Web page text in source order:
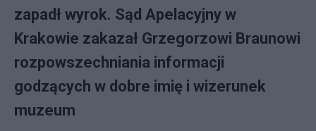
zapadł wyrok. Sąd Apelacyjny w
Krakowie zakazał Grzegorzowi Braunowi
rozpowszechniania informacji
godzących w dobre imię i wizerunek
muzeum